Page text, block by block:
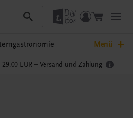
Menü
29,00 EUR – Versand und Zahlung